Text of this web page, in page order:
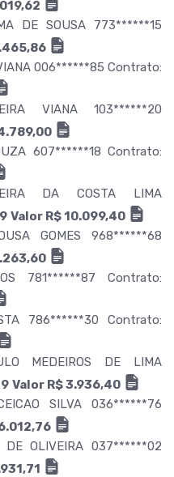
DE SOUSA 773******15
006******85 Contrato:
VIANA 103******20
607******18 Contrato:
DA COSTA LIMA
Valor R$ 10.099,40
GOMES 968******68
781******87 Contrato:
786******30 Contrato:
MEDEIROS DE LIMA
Valor R$ 3.936,40
SILVA 036******76
DE OLIVEIRA 037******02